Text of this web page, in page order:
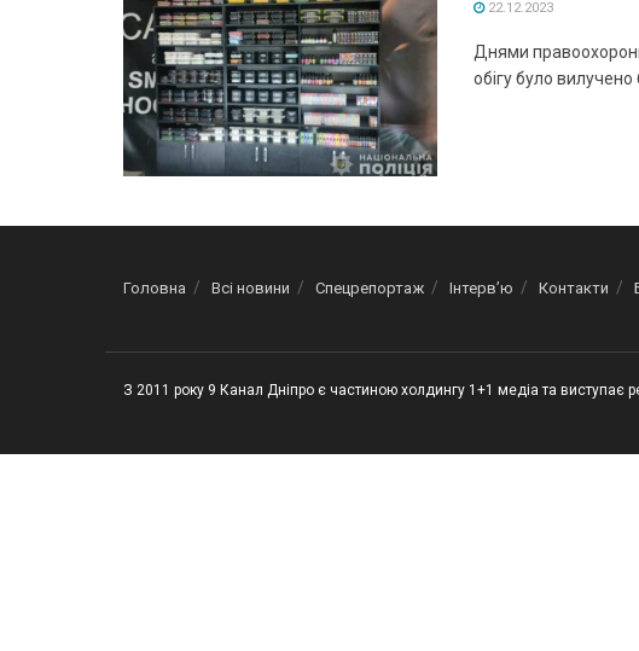
22.12.2023
Днями
обігу було вилучено
Головна Всі новини Спецрепортаж Інтерв’ю Контакти
З 2011 року 9 Канал Дніпро є частиною холдингу 1+1 медіа та виступає